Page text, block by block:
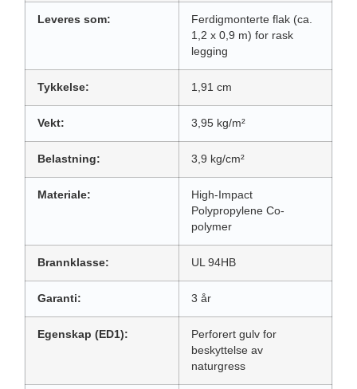
Leveres som:
Ferdigmonterte flak (ca.
1,2 x 0,9 m) for rask
legging
Tykkelse: 1,91 cm
Vekt: 3,95 kg/m²
Belastning: 3,9 kg/cm²
Materiale:
High-Impact
Polypropylene Co-
polymer
Brannklasse: UL 94HB
Garanti: 3 år
Egenskap (ED1):
Perforert gulv for
beskyttelse av
naturgress